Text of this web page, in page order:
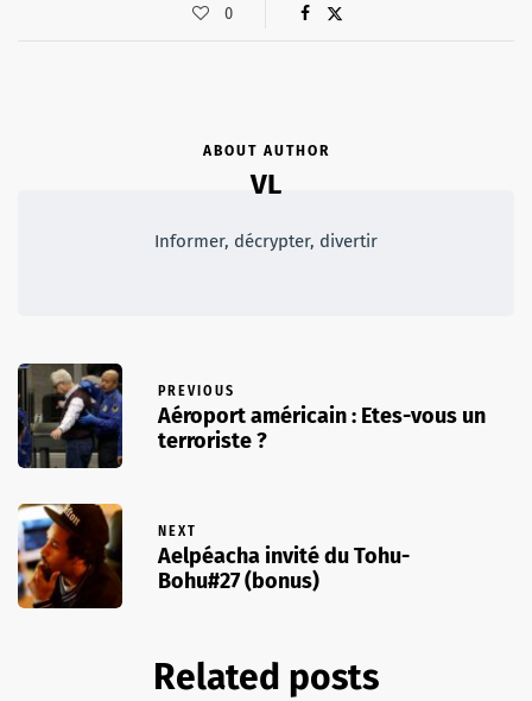
0
ABOUT AUTHOR
VL
Informer, décrypter, divertir
PREVIOUS
Aéroport américain : Etes-vous un
terroriste ?
NEXT
Aelpéacha invité du Tohu-
Bohu#27 (bonus)
Related posts